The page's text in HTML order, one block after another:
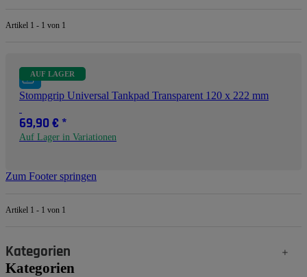
Artikel 1 - 1 von 1
AUF LAGER
Stompgrip Universal Tankpad Transparent 120 x 222 mm
69,90 € *
Auf Lager in Variationen
Zum Footer springen
Artikel 1 - 1 von 1
Kategorien
Kategorien